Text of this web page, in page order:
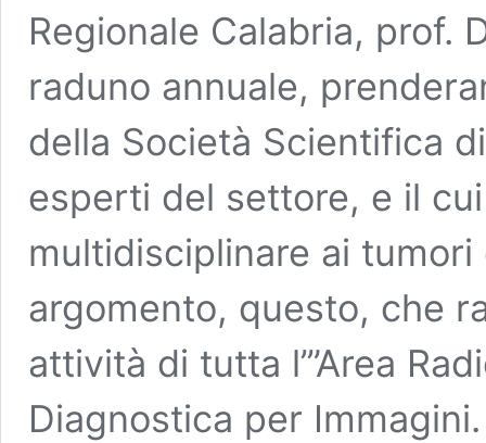
Regionale Calabria, prof.
raduno annuale,
della Società Scientifica
esperti del settore, e il
multidisciplinare ai
argomento, questo, che
attività di tutta l’”Area
Diagnostica per